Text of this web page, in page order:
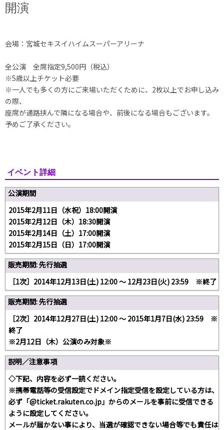
開演
会場：宮城セキスイハイムスーパーアリーナ
全公演 全席指定9,500円（税込）
※5歳以上チケット必要
※一人でも多くの方にご来場いただくために、2枚以上でお申し込み
の際、
座席が通路挟んで隣になる場合や、前後になる場合もございます。
予めご了承ください。
イベント詳細
公演期間
2015年2月11日（水祝）18:00開演
2015年2月12日（木）18:30開演
2015年2月14日（土）17:00開演
2015年2月15日（日）17:00開演
販売期間: 先行抽選
［1次］2014年12月13日(土) 12:00 〜 12月23日(火) 23:59 ※終了
販売期間: 先行抽選
［2次］2014年12月27日(土) 12:00 〜 2015年1月7日(水) 23:59 ※
終了
※2月12日（木）公演のみ対象※
説明／注意事項
◇下記、内容を必ず一読ください。
※携帯電話等の受信設定でドメイン指定受信を設定している方は、
必ず「@ticket.rakuten.co.jp」からのメールを事前に受信できる
ように設定してください。
メールが届かない事により、当選が確認できない場合等でも責任は